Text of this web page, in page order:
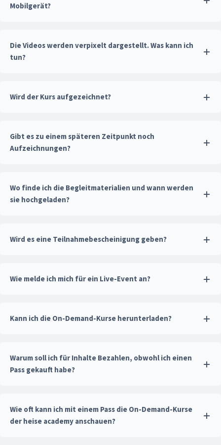
Mobilgerät?
Die Videos werden verpixelt dargestellt. Was kann ich
tun?
Wird der Kurs aufgezeichnet?
Gibt es zu einem späteren Zeitpunkt noch
Aufzeichnungen?
Wo finde ich die Begleitmaterialien und wann werden
sie hochgeladen?
Wird es eine Teilnahmebescheinigung geben?
Wie melde ich mich für ein Live‑Event an?
Kann ich die On-Demand-Kurse herunterladen?
Warum soll ich für Inhalte Bezahlen, obwohl ich einen
Pass gekauft habe?
Wie oft kann ich mit einem Pass die On-Demand-Kurse
der heise academy anschauen?